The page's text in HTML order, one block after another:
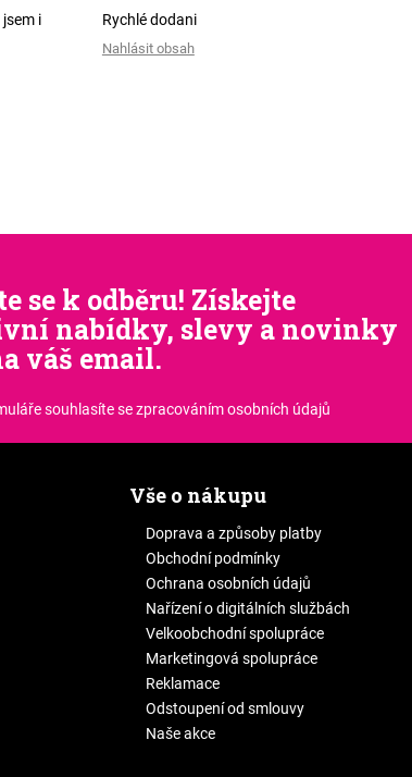
i
Rychlé dodani
Nahlásit obsah
se k odběru! Získejte
nabídky, slevy a novinky
váš email.
souhlasítese zpracováním osobních údajů
Vše o nákupu
Doprava a způsoby platby
Obchodní podmínky
Ochrana osobních údajů
Nařízení o digitálních službách
Velkoobchodní spolupráce
Marketingová spolupráce
Reklamace
Odstoupení od smlouvy
Naše akce